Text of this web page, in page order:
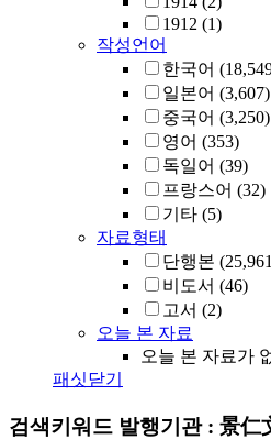
1912 (1)
작성언어
한국어
일본어 (3,607)
중국어 (3,250)
영어 (353)
독일어 (39)
프랑스어 (32)
기타 (5)
자료형태
단행본
비도서 (46)
고서 (2)
오늘 본 자료
오늘 본 자료가
패싯닫기
검색키워드 발행기관 : 景仁